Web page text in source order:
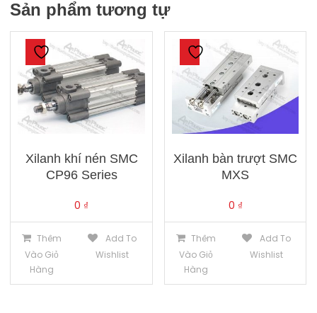
Sản phẩm tương tự
Xilanh khí nén SMC
CP96 Series
0 ₫
Thêm
Vào Giỏ
Hàng
Add To
Wishlist
Xilanh bàn trượt SMC
MXS
0 ₫
Thêm
Vào Giỏ
Hàng
Add To
Wishlist